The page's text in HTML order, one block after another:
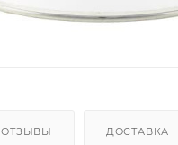
ОТЗЫВЫ ДОСТАВКА